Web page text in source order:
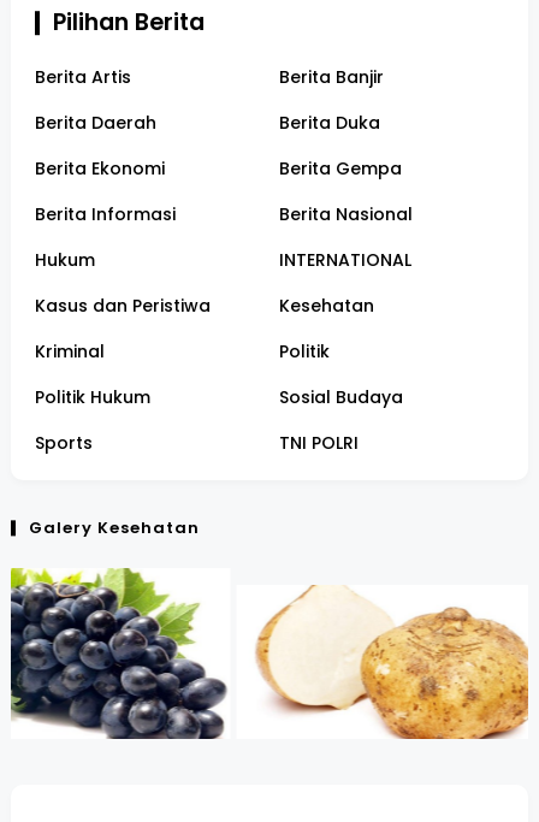
Pilihan Berita
Berita Artis
Berita Banjir
Berita Daerah
Berita Duka
Berita Ekonomi
Berita Gempa
Berita Informasi
Berita Nasional
Hukum
INTERNATIONAL
Kasus dan Peristiwa
Kesehatan
Kriminal
Politik
Politik Hukum
Sosial Budaya
Sports
TNI POLRI
Galery Kesehatan